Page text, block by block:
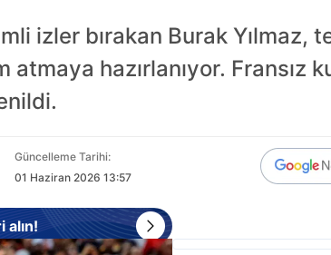
izler bırakan Burak Yılmaz,
hazırlanıyor. Fransız
Güncelleme Tarihi:
01 Haziran 2026 13:57